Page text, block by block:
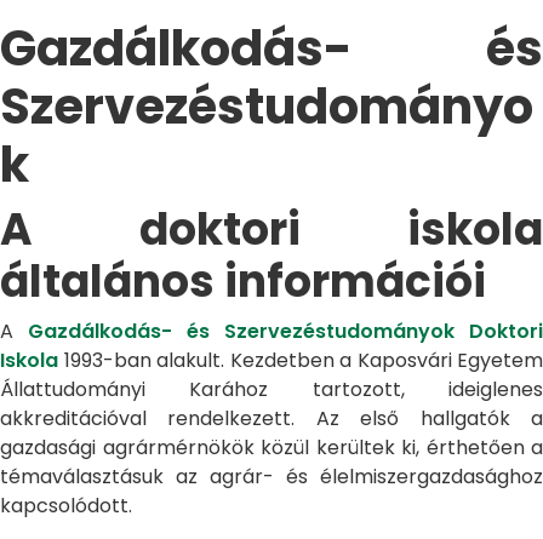
Gazdálkodás- és
Szervezéstudományo
k
A doktori iskola
általános információi
A Gazdálkodás- és Szervezéstudományok Doktori
Iskola 1993-ban alakult. Kezdetben a Kaposvári Egyetem
Állattudományi Karához tartozott, ideiglenes
akkreditációval rendelkezett. Az első hallgatók a
gazdasági agrármérnökök közül kerültek ki, érthetően a
témaválasztásuk az agrár- és élelmiszergazdasághoz
kapcsolódott.